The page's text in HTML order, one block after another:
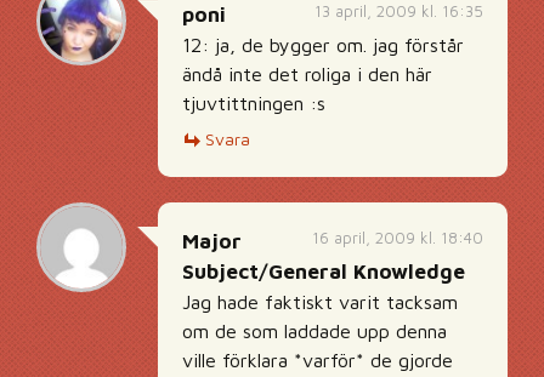
13 april, 2009 kl. 16:35
poni
12: ja, de bygger om. jag förstår
ändå inte det roliga i den här
tjuvtittningen :s
Svara
16 april, 2009 kl. 18:40
Major
Subject/General Knowledge
Jag hade faktiskt varit tacksam
om de som laddade upp denna
ville förklara *varför* de gjorde